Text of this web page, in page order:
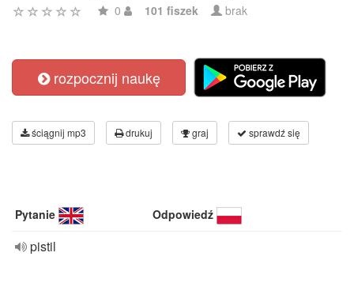
0 101 fiszek brak
rozpocznij naukę
ściągnij mp3 drukuj graj sprawdź się
Pytanie Odpowiedź
pistil